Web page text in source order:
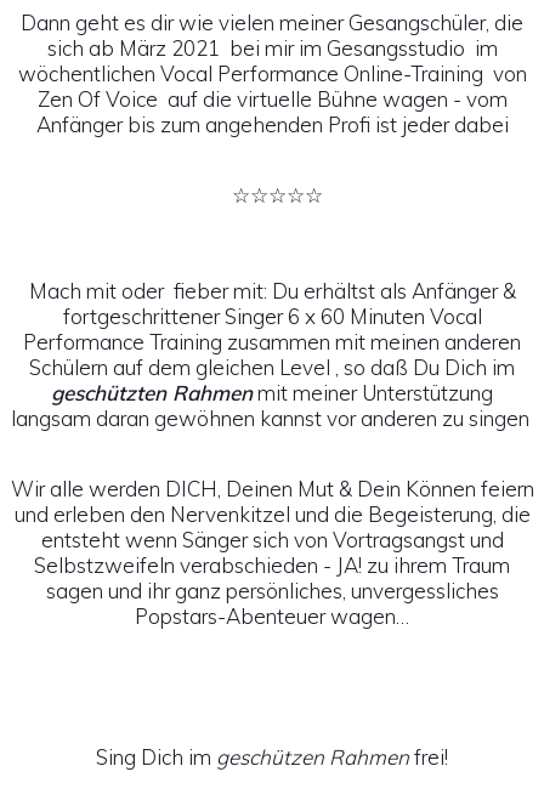
Dann geht es dir wie vielen meiner Gesangschüler, die
sich ab März 2021 bei mir im Gesangsstudio im
wöchentlichen Vocal Performance Online-Training von
Zen Of Voice auf die virtuelle Bühne wagen - vom
Anfänger bis zum angehenden Profi ist jeder dabei
☆☆☆☆☆
Mach mit oder fieber mit: Du erhältst als Anfänger &
fortgeschrittener Singer 6 x 60 Minuten Vocal
Performance Training zusammen mit meinen anderen
Schülern auf dem gleichen Level , so daß Du Dich im
geschützten Rahmenmit meiner Unterstützung
langsam daran gewöhnen kannst vor anderen zu singen
Wir alle werden DICH, Deinen Mut & Dein Können feiern
und erleben den Nervenkitzel und die Begeisterung, die
entsteht wenn Sänger sich von Vortragsangst und
Selbstzweifeln verabschieden - JA! zu ihrem Traum
sagen und ihr ganz persönliches, unvergessliches
Popstars-Abenteuer wagen…
Sing Dich im geschützen Rahmenfrei!